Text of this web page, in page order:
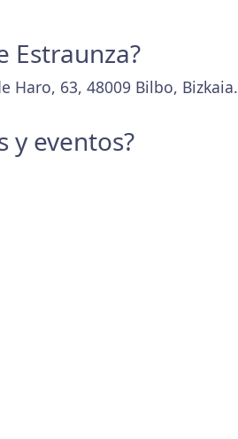
Estraunza?
Haro, 63, 48009 Bilbo, Bizkaia.
y eventos?